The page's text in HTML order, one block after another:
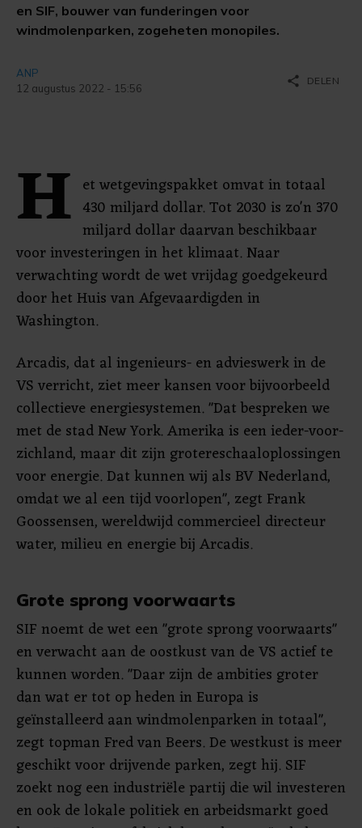
en SIF, bouwer van funderingen voor
windmolenparken, zogeheten monopiles.
ANP
12 augustus 2022 - 15:56
share DELEN
H et wetgevingspakket omvat in totaal
430 miljard dollar. Tot 2030 is zo'n 370
miljard dollar daarvan beschikbaar
voor investeringen in het klimaat. Naar
verwachting wordt de wet vrijdag goedgekeurd
door het Huis van Afgevaardigden in
Washington.
Arcadis, dat al ingenieurs- en advieswerk in de
VS verricht, ziet meer kansen voor bijvoorbeeld
collectieve energiesystemen. "Dat bespreken we
met de stad New York. Amerika is een ieder-voor-
zichland, maar dit zijn grotereschaaloplossingen
voor energie. Dat kunnen wij als BV Nederland,
omdat we al een tijd voorlopen", zegt Frank
Goossensen, wereldwijd commercieel directeur
water, milieu en energie bij Arcadis.
Grote sprong voorwaarts
SIF noemt de wet een "grote sprong voorwaarts"
en verwacht aan de oostkust van de VS actief te
kunnen worden. "Daar zijn de ambities groter
dan wat er tot op heden in Europa is
geïnstalleerd aan windmolenparken in totaal",
zegt topman Fred van Beers. De westkust is meer
geschikt voor drijvende parken, zegt hij. SIF
zoekt nog een industriële partij die wil investeren
en ook de lokale politiek en arbeidsmarkt goed